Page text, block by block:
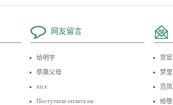
网友留言
给明宇
祭奠父母
nice
Поступила оплата на
贺
梦
范
给